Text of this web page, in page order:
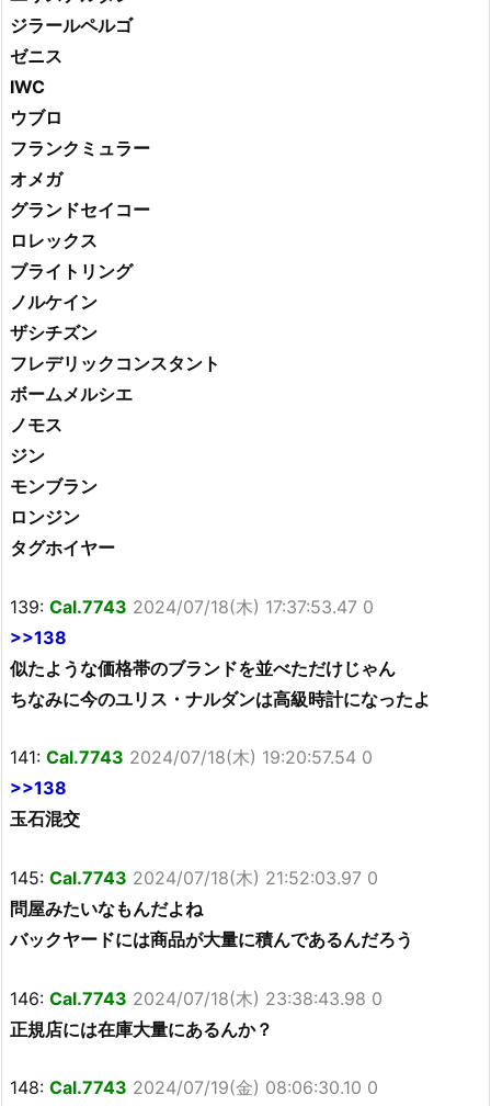
ジラールペルゴ
ゼニス
IWC
ウブロ
フランクミュラー
オメガ
グランドセイコー
ロレックス
ブライトリング
ノルケイン
ザシチズン
フレデリックコンスタント
ボームメルシエ
ノモス
ジン
モンブラン
ロンジン
タグホイヤー
139: Cal.7743 2024/07/18(木) 17:37:53.47 0
>>138
似たような価格帯のブランドを並べただけじゃん
ちなみに今のユリス・ナルダンは高級時計になったよ
141: Cal.7743 2024/07/18(木) 19:20:57.54 0
>>138
玉石混交
145: Cal.7743 2024/07/18(木) 21:52:03.97 0
問屋みたいなもんだよね
バックヤードには商品が大量に積んであるんだろう
146: Cal.7743 2024/07/18(木) 23:38:43.98 0
正規店には在庫大量にあるんか？
148: Cal.7743 2024/07/19(金) 08:06:30.10 0